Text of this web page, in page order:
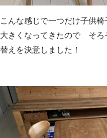
こんな感じで一つだけ子供
大きくなってきたので そ
替えを決意しました！